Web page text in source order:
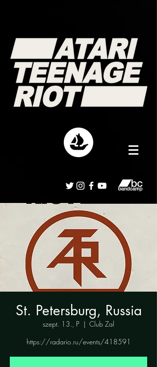
St. Petersburg, Russia
szept. 13., P
  |
Club Zal
https://radario.ru/events/418591